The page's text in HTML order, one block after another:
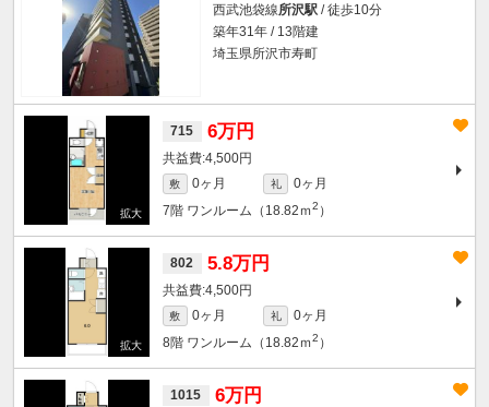
西武池袋線所沢駅 / 徒歩10分
築年31年 / 13階建
埼玉県所沢市寿町
715 6万円
4,500円
敷 0ヶ月 礼
0ヶ月
7階 ワンルーム（18.82ｍ2 ）
802 5.8万円
4,500円
敷 0ヶ月 礼
0ヶ月
8階 ワンルーム（18.82ｍ2 ）
1015 6万円